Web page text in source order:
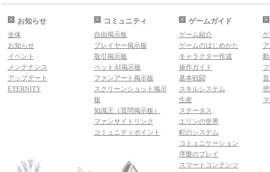
お知らせ
全体
お知らせ
イベント
メンテナンス
アップデート
ETERNITY
コミュニティ
自由掲示板
プレイヤー掲示板
取引掲示板
ペットAI掲示板
ファンアート掲示板
スクリーンショット掲示
板
知識王（質問掲示板）
ファンサイトリンク
コミュニティポイント
ゲームガイド
ゲーム紹介
ゲームのはじめかた
キャラクター作成
操作ガイド
基本戦闘
スキルシステム
生産
ステータス
エリンの世界
町のシステム
コミュニケーション
序盤のプレイ
スマートコンテンツ